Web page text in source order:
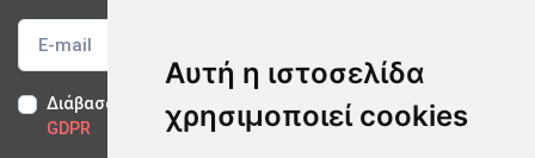
Αυτή η ιστοσελίδα
χρησιμοποιεί cookies
Διάβασα και αποδέχομαι τους Όρους Χρήσης -
Δήλωση
GDPR